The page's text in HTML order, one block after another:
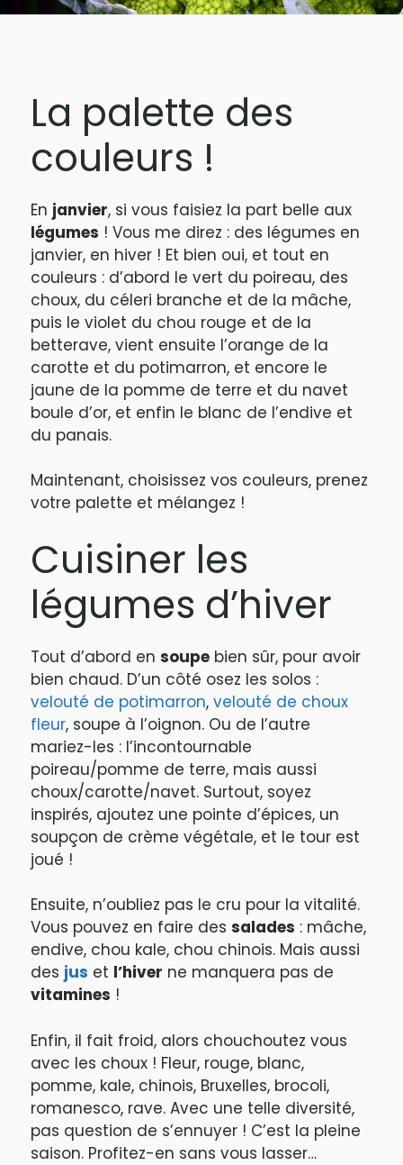
La palette des
couleurs !
En janvier, si vous faisiez la part belle aux
légumes ! Vous me direz : des légumes en
janvier, en hiver ! Et bien oui, et tout en
couleurs : d’abord le vert du poireau, des
choux, du céleri branche et de la mâche,
puis le violet du chou rouge et de la
betterave, vient ensuite l’orange de la
carotte et du potimarron, et encore le
jaune de la pomme de terre et du navet
boule d’or, et enfin le blanc de l’endive et
du panais.
Maintenant, choisissez vos couleurs, prenez
votre palette et mélangez !
Cuisiner les
légumes d’hiver
Tout d’abord en soupe bien sûr, pour avoir
bien chaud. D’un côté osez les solos :
velouté de potimarron, velouté de choux
fleur, soupe à l’oignon. Ou de l’autre
mariez-les : l’incontournable
poireau/pomme de terre, mais aussi
choux/carotte/navet. Surtout, soyez
inspirés, ajoutez une pointe d’épices, un
soupçon de crème végétale, et le tour est
joué !
Ensuite, n’oubliez pas le cru pour la vitalité.
Vous pouvez en faire des salades : mâche,
endive, chou kale, chou chinois. Mais aussi
des jus et l’hiver ne manquera pas de
vitamines !
Enfin, il fait froid, alors chouchoutez vous
avec les choux ! Fleur, rouge, blanc,
pomme, kale, chinois, Bruxelles, brocoli,
romanesco, rave. Avec une telle diversité,
pas question de s’ennuyer ! C’est la pleine
saison. Profitez-en sans vous lasser…